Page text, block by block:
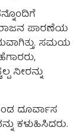
ಪಾರಣೆಯ
ಸಮಯ
ನೀರನ್ನು
ದೂರ್ವಾಸ
ಕಳುಹಿಸಿದರು.